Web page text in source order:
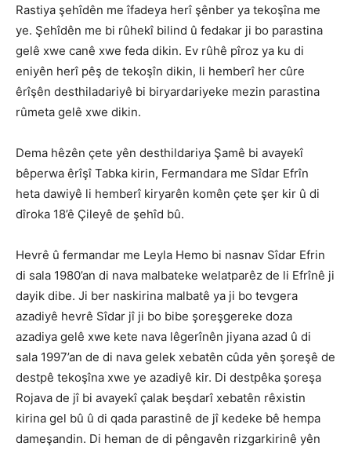
Rastiya şehîdên me îfadeya herî şênber ya tekoşîna me
ye. Şehîdên me bi rûhekî bilind û fedakar ji bo parastina
gelê xwe canê xwe feda dikin. Ev rûhê pîroz ya ku di
eniyên herî pêş de tekoşîn dikin, li hemberî her cûre
êrîşên desthiladariyê bi biryardariyeke mezin parastina
rûmeta gelê xwe dikin.
Dema hêzên çete yên desthildariya Şamê bi avayekî
bêperwa êrîşî Tabka kirin, Fermandara me Sîdar Efrîn
heta dawiyê li hemberî kiryarên komên çete şer kir û di
dîroka 18’ê Çileyê de şehîd bû.
Hevrê û fermandar me Leyla Hemo bi nasnav Sîdar Efrin
di sala 1980’an di nava malbateke welatparêz de li Efrînê ji
dayik dibe. Ji ber naskirina malbatê ya ji bo tevgera
azadiyê hevrê Sîdar jî ji bo bibe şoreşgereke doza
azadiya gelê xwe kete nava lêgerînên jiyana azad û di
sala 1997’an de di nava gelek xebatên cûda yên şoreşê de
destpê tekoşîna xwe ye azadiyê kir. Di destpêka şoreşa
Rojava de jî bi avayekî çalak beşdarî xebatên rêxistin
kirina gel bû û di qada parastinê de jî kedeke bê hempa
dameşandin. Di heman de di pêngavên rizgarkirinê yên